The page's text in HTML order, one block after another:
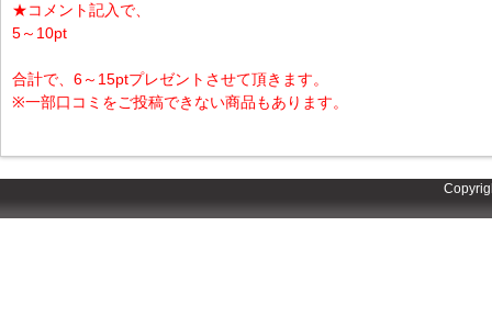
★コメント記入で、
5～10pt
合計で、6～15ptプレゼントさせて頂きます。
※一部口コミをご投稿できない商品もあります。